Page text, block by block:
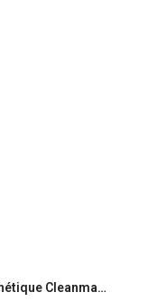
Produit de nettoyage pour tapis synthétique Cleanmaster James